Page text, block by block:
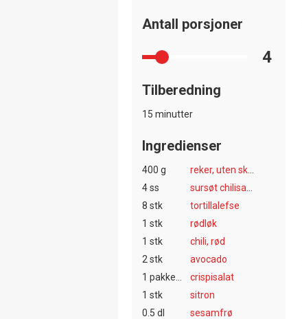
Antall porsjoner
4
Tilberedning
15 minutter
Ingredienser
400 g
4 ss
8 stk
tortillalefse
1 stk
rødløk
1 stk
chili, rød
2 stk
avocado
crispisalat
1 stk
sitron
0.5 dl
sesamfrø